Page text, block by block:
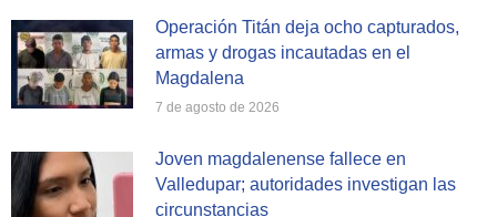
Operación Titán deja ocho capturados,
armas y drogas incautadas en el
Magdalena
7 de agosto de 2026
Joven magdalenense fallece en
Valledupar; autoridades investigan las
circunstancias